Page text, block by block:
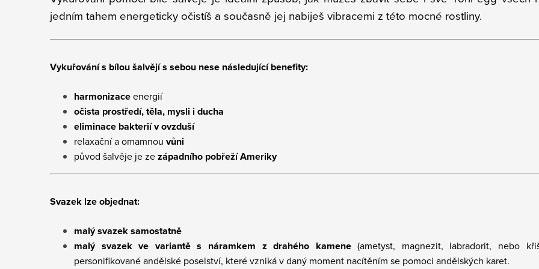
jedním tahem energeticky očistíš a současně jej nabiješ vibracemi z této mocné rostliny.
Vykuřování s bílou šalvějí s sebou nese následující benefity:
harmonizaceenergií
očista prostředí, těla, mysli i ducha
eliminace bakterií v ovzduší
relaxační a omamnou vůni
původ šalvěje je zezápadního pobřeží Ameriky
Svazek lze objednat:
malý svazek samostatně
malý svazek ve variantě s náramkem z drahého kamene(ametyst, magnezit, labradorit, nebo
personifikované andělské poselství, které vzniká v daný moment nacítěním se pomoci andělských karet.